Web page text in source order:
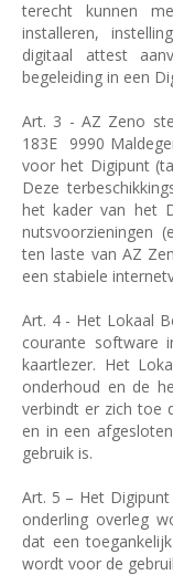
terecht kunnen
installeren,
digitaal attest
begeleiding in een
Art. 3 - AZ Zeno
183E
9990
voor het Digipunt
Deze
het kader van het
nutsvoorzieningen
ten laste van AZ
een stabiele
Art. 4 - Het Lokaal
courante software
kaartlezer. Het
onderhoud en de
verbindt er zich toe
en in een
gebruik is.
Art. 5 – Het
onderling overleg
dat een
wordt voor de